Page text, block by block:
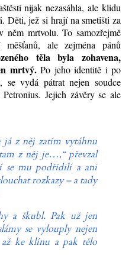
nijak nezasáhla, ale klidu
Děti, jež si hrají na smetišti za
něm mrtvolu. To samozřejmě
ale zejména pánů
těla byla zohavena,
mrtvý.Po jeho identitě i po
se vydá pátrat nejen soudce
Jejich závěry se ale
já z něj zatím vytáhnu
z něj je…,“ převzal
se mu podřídili a ani
rozkazy – a tady
a škubl. Pak už jen
se vylouply nejen
ke klínu a pak tělo